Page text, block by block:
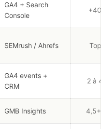
GA4 + Search
Console
SEMrush / Ahrefs
GA4 events +
CRM
2 à
GMB Insights